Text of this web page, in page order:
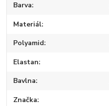
Barva
Materiál
Polyamid
Elastan
Bavlna
Značka